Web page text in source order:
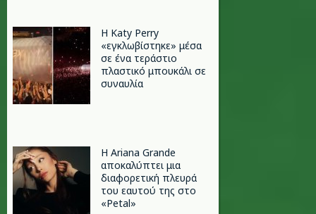
H Katy Perry
«εγκλωβίστηκε» μέσα
σε ένα τεράστιο
πλαστικό μπουκάλι σε
συναυλία
Η Ariana Grande
αποκαλύπτει μια
διαφορετική πλευρά
του εαυτού της στο
«Petal»